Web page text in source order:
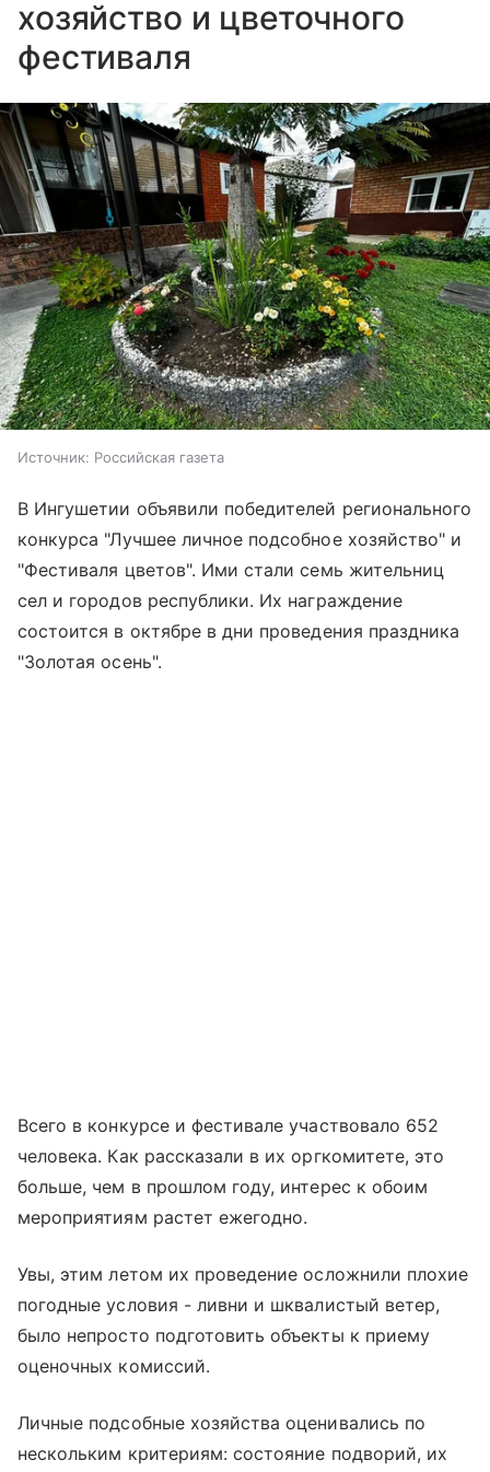
хозяйство и цветочного
фестиваля
Источник: Российская газета
В Ингушетии объявили победителей регионального
конкурса "Лучшее личное подсобное хозяйство" и
"Фестиваля цветов". Ими стали семь жительниц
сел и городов республики. Их награждение
состоится в октябре в дни проведения праздника
"Золотая осень".
Всего в конкурсе и фестивале участвовало 652
человека. Как рассказали в их оргкомитете, это
больше, чем в прошлом году, интерес к обоим
мероприятиям растет ежегодно.
Увы, этим летом их проведение осложнили плохие
погодные условия - ливни и шквалистый ветер,
было непросто подготовить объекты к приему
оценочных комиссий.
Личные подсобные хозяйства оценивались по
нескольким критериям: состояние подворий, их